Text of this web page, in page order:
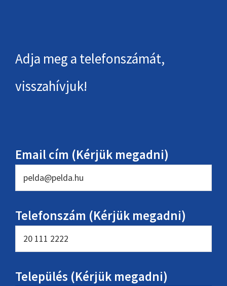
Adja meg a telefonszámát,
visszahívjuk!
Email cím (Kérjük megadni)
Telefonszám (Kérjük megadni)
Település (Kérjük megadni)